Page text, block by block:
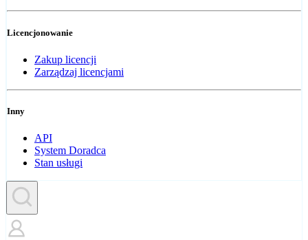
Licencjonowanie
Zakup licencji
Zarządzaj licencjami
Inny
API
System Doradca
Stan usługi